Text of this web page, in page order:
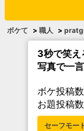
ボケて > 職人 >
3秒で笑え
写真で一
ボケ投稿数
お題投稿数
セーフモー